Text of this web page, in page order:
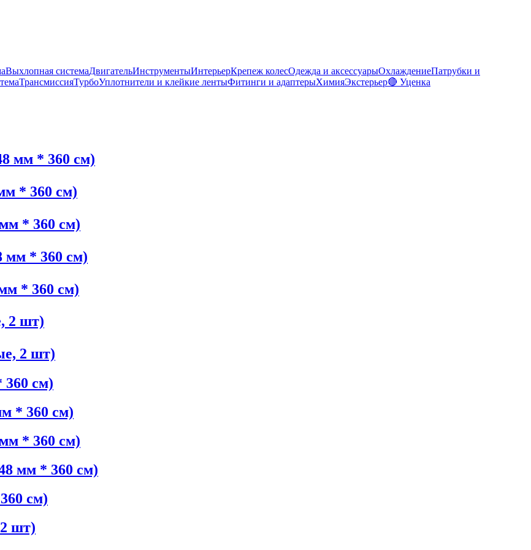
Выхлопная системаДвигательИнструментыИнтерьерКрепеж колесОдежда и аксессуарыОхлаждениеПатрубки и
ТрансмиссияТурбоУплотнители и клейкие лентыФитинги и адаптерыХимияЭкстерьер🔴 Уценка
мм * 360 см)
* 360 см)
* 360 см)
мм * 360 см)
* 360 см)
2 шт)
2 шт)
360 см)
* 360 см)
* 360 см)
мм * 360 см)
см)
шт)